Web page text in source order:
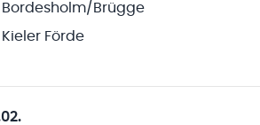
Bordesholm/Brügge
Kieler Förde